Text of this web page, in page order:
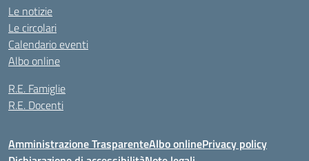
Le notizie
Le circolari
Calendario eventi
Albo online
R.E. Famiglie
R.E. Docenti
Amministrazione TrasparenteAlbo onlinePrivacy policy